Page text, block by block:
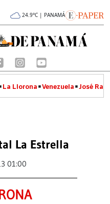
24.9°C | PANAMÁ
La Llorona Venezuela José
La Estrella
01:00